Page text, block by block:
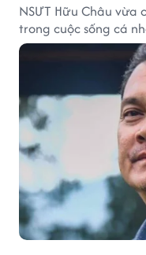
NSƯT Hữu Châu vừa
trong cuộc sống cá